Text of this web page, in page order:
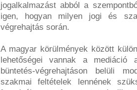
jogalkalmazást abból a
igen, hogyan milyen jogi és
végrehajtás során.
A magyar körülmények között
lehetőségei vannak a mediáció
büntetés-végrehajtáson belüli
szakmai feltételek lennének